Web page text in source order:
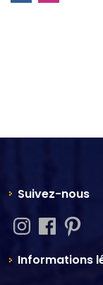
Suivez-nous
Informations